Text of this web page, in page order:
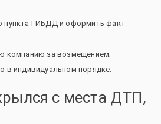
пункта ГИБДД и оформить факт
компанию за возмещением;
в индивидуальном порядке.
с места ДТП,